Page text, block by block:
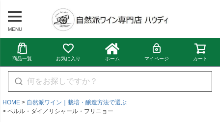
MENU
商品一覧 お気に入り ホーム マイページ カート
HOME
自然派ワイン｜栽培・醸造方法で選ぶ
ペルル・ダイ／リシャール・フリニョー